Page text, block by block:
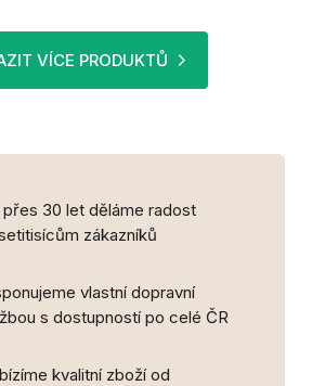
VÍCE PRODUKTŮ
přes 30 let děláme radost
zákazníků
vlastní dopravní
s dostupností po celé ČR
kvalitní zboží od